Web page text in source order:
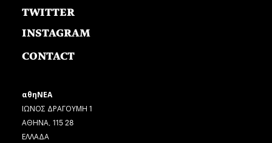
TWITTER
INSTAGRAM
CONTACT
αθηΝΕΑ
ΙΩΝΟΣ ΔΡΑΓΟΥΜΗ 1
ΑΘΗΝΑ, 115 28
ΕΛΛΑΔΑ